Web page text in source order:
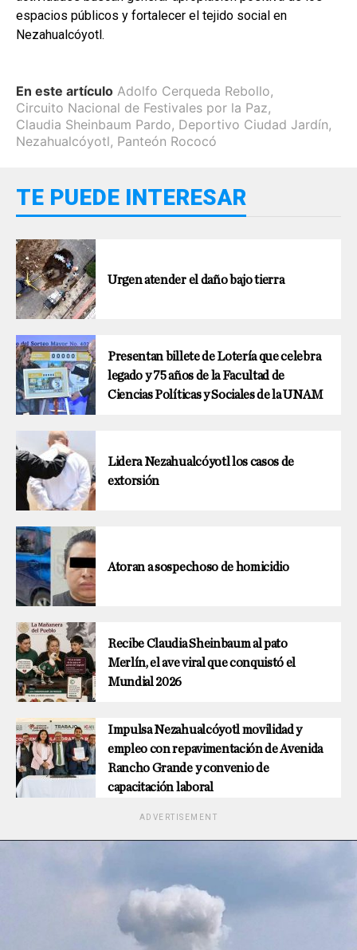
espacios públicos y fortalecer el tejido social en
Nezahualcóyotl.
En este artículo Adolfo Cerqueda Rebollo,
Circuito Nacional de Festivales por la Paz,
Claudia Sheinbaum Pardo, Deportivo Ciudad Jardín,
Nezahualcóyotl, Panteón Rococó
TE PUEDE INTERESAR
Urgen atender el daño bajo tierra
Presentan billete de Lotería que celebra
legado y 75 años de la Facultad de
Ciencias Políticas y Sociales de la UNAM
Lidera Nezahualcóyotl los casos de
extorsión
Atoran a sospechoso de homicidio
Recibe Claudia Sheinbaum al pato
Merlín, el ave viral que conquistó el
Mundial 2026
Impulsa Nezahualcóyotl movilidad y
empleo con repavimentación de Avenida
Rancho Grande y convenio de
capacitación laboral
ADVERTISEMENT